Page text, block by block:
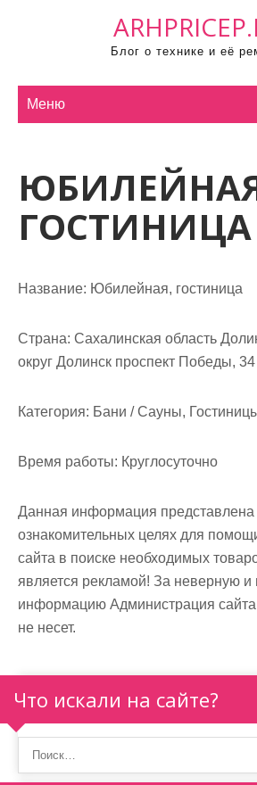
Блог о технике и её
Меню
ГОСТИНИЦА
Название: Юбилейная, гостиница
Страна: Сахалинская область
округ Долинск проспект Победы, 34
Категория: Бани / Сауны,
Время работы: Круглосуточно
Данная информация представлена
ознакомительных целях для
сайта в поиске необходимых
является рекламой! За неверную
информацию Администрация сайта
не несет.
Что искали на сайте?